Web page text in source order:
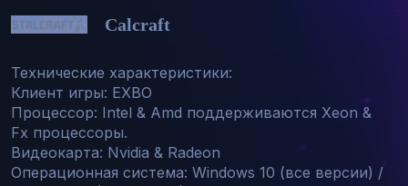
Сalcraft
Технические характеристики:
Клиент игры: EXBO
Процессор: Intel & Amd поддерживаются Xeon &
Fx процессоры.
Видеокарта: Nvidia & Radeon
Операционная система: Windows 10 (все версии) /